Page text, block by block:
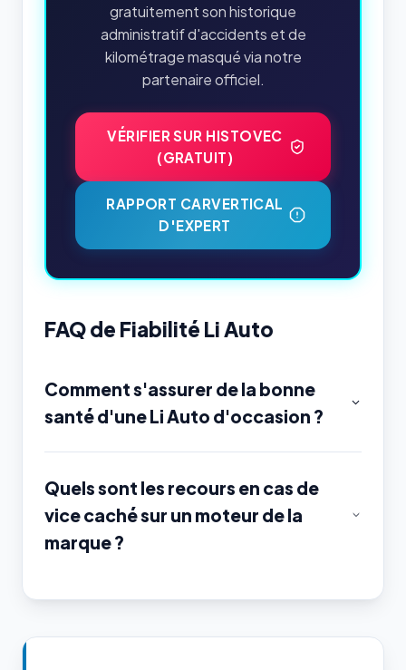
gratuitement son historique
administratif d'accidents et de
kilométrage masqué via notre
partenaire officiel.
VÉRIFIER SUR HISTOVEC
(GRATUIT)
RAPPORT CARVERTICAL
D'EXPERT
FAQ de Fiabilité Li Auto
Comment s'assurer de la bonne
santé d'une Li Auto d'occasion ?
Quels sont les recours en cas de
vice caché sur un moteur de la
marque ?